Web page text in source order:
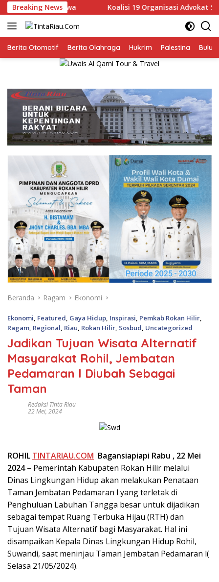
Langsung
ke
konten
Breaking News
Jiwa Koalisi 19 Organisasi Advokat Serahkan
Berita Otomotif Berita Olahraga Hukrim Palestina
Beranda Ragam Ekonomi
Ekonomi, Featured, Gaya Hidup, Inspirasi, Pemkab Rokan Hilir,
Ragam, Regional, Riau, Rokan Hilir, Sosbud, Uncategorized
Jadikan Tujuan Wisata Alternatif
Masyarakat Rohil, Jembatan
Pedamaran l Diubah Sebagai
Taman
Redaksi Tinta Riau
22 Mei, 2024
ROHIL TINTARIAU.COM Bagansiapiapi Rabu , 22 Mei
2024– Pemerintah Kabupaten Rokan Hilir melalui
Dinas Lingkungan Hidup akan melakukan Penataan
Taman Jembatan Pedamaran l yang terletak di
Penghuluan Labuhan Tangga besar untuk dijadikan
sebagai tempat Ruang Terbuka Hijau (RTH) dan
Tujuan Wisata Alternatif bagi Masyarakat. Hal ini
disampaikan Kepala Dinas Lingkungan Hidup Rohil,
Suwandi, saat meninjau Taman Jembatan Pedamaran l(
Selasa 21/05/2024).